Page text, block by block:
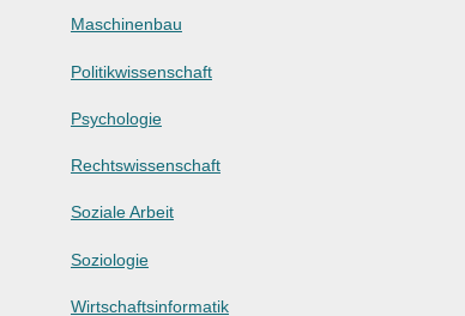
Maschinenbau
Politikwissenschaft
Psychologie
Rechtswissenschaft
Soziale Arbeit
Soziologie
Wirtschaftsinformatik